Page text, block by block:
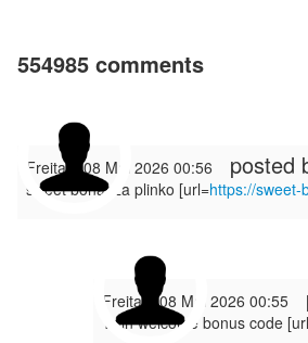
554985 comments
Freitag, 08 Mai 2026 00:56 posted
sweet bonanza plinko [url=https://sweet-
Freitag, 08 Mai 2026 00:55
1win welcome bonus code